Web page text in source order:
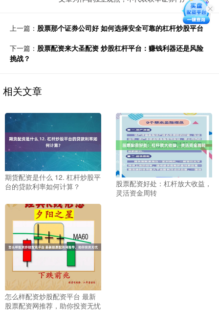
上一篇： 股票那个证券公司好 如何选择安全可靠的杠杆炒股平台
下一篇： 股票配资来大圣配资 炒股杠杆平台：赚钱利器还是风险
挑战？
相关文章
期货配资是什么 12. 杠杆炒股平
台的贷款利率如何计算？
股票配资好处：杠杆放大收益，
灵活资金周转
怎么样配资炒股配资平台 最新
股票配资网推荐，助你投资无忧